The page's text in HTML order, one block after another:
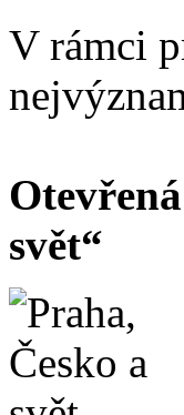
V rámci
svět“